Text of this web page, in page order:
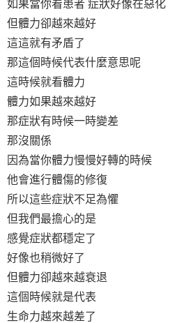
如果當你看患者 症狀好像在惡化
但體力卻越來越好
這這就有矛盾了
那這個時候代表什麼意思呢
這時候就看體力
體力如果越來越好
那症狀有時候一時變差
那沒關係
因為當你體力慢慢好轉的時候
他會進行體傷的修復
所以這些症狀不足為懼
但我們最擔心的是
感覺症狀都穩定了
好像也稍微好了
但體力卻越來越衰退
這個時候就是代表
生命力越來越差了